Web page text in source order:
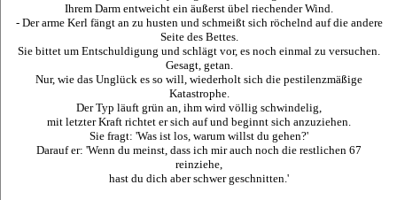
Ihrem Darm entweicht ein äußerst übel riechender Wind.
- Der arme Kerl fängt an zu husten und schmeißt sich röchelnd auf die andere
Seite des Bettes.
Sie bittet um Entschuldigung und schlägt vor, es noch einmal zu versuchen.
Gesagt, getan.
Nur, wie das Unglück es so will, wiederholt sich die pestilenzmäßige
Katastrophe.
Der Typ läuft grün an, ihm wird völlig schwindelig,
mit letzter Kraft richtet er sich auf und beginnt sich anzuziehen.
Sie fragt: 'Was ist los, warum willst du gehen?'
Darauf er: 'Wenn du meinst, dass ich mir auch noch die restlichen 67
reinziehe,
hast du dich aber schwer geschnitten.'